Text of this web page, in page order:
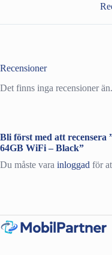
mängd
Recensioner
Det finns inga recensioner än.
Bli först med att
64GB WiFi – Black”
Du måste vara inloggad för